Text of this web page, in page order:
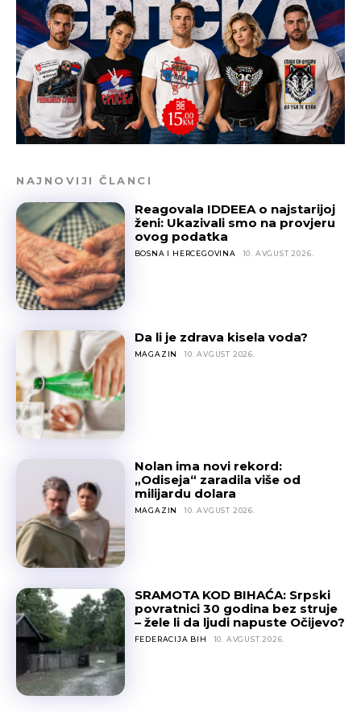
NAJNOVIJI ČLANCI
Reagovala IDDEEA o najstarijoj
ženi: Ukazivali smo na provjeru
ovog podatka
BOSNA I HERCEGOVINA 10. AVGUST 2026.
Da li je zdrava kisela voda?
MAGAZIN 10. AVGUST 2026.
Nolan ima novi rekord:
„Odiseja“ zaradila više od
milijardu dolara
MAGAZIN 10. AVGUST 2026.
SRAMOTA KOD BIHAĆA: Srpski
povratnici 30 godina bez struje
– žele li da ljudi napuste Očijevo?
FEDERACIJA BIH 10. AVGUST 2026.